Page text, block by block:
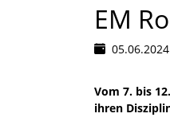
EM
05.06.2024
Vom 7. bis
ihren